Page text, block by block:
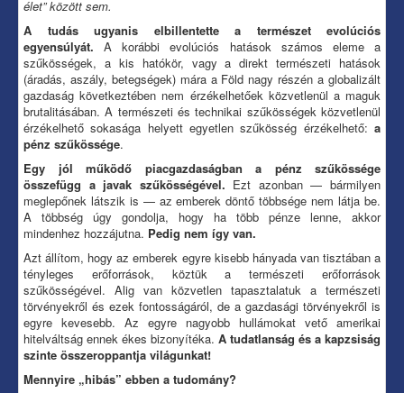
élet” között sem.
A tudás ugyanis elbillentette a természet evolúciós
egyensúlyát. A korábbi evolúciós hatások számos eleme a
szűkösségek, a kis hatókör, vagy a direkt természeti hatások
(áradás, aszály, betegségek) mára a Föld nagy részén a globalizált
gazdaság következtében nem érzékelhetőek közvetlenül a maguk
brutalitásában. A természeti és technikai szűkösségek közvetlenül
érzékelhető sokasága helyett egyetlen szűkösség érzékelhető: a
pénz szűkössége.
Egy jól működő piacgazdaságban a pénz szűkössége
összefügg a javak szűkösségével. Ezt azonban — bármilyen
meglepőnek látszik is — az emberek döntő többsége nem látja be.
A többség úgy gondolja, hogy ha több pénze lenne, akkor
mindenhez hozzájutna. Pedig nem így van.
Azt állítom, hogy az emberek egyre kisebb hányada van tisztában a
tényleges erőforrások, köztük a természeti erőforrások
szűkösségével. Alig van közvetlen tapasztalatuk a természeti
törvényekről és ezek fontosságáról, de a gazdasági törvényekről is
egyre kevesebb. Az egyre nagyobb hullámokat vető amerikai
hitelváltság ennek ékes bizonyítéka. A tudatlanság és a kapzsiság
szinte összeroppantja világunkat!
Mennyire „hibás” ebben a tudomány?